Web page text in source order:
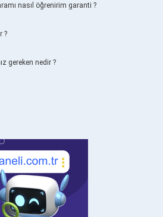
nasıl öğrenirim garanti ?
?
gereken nedir ?